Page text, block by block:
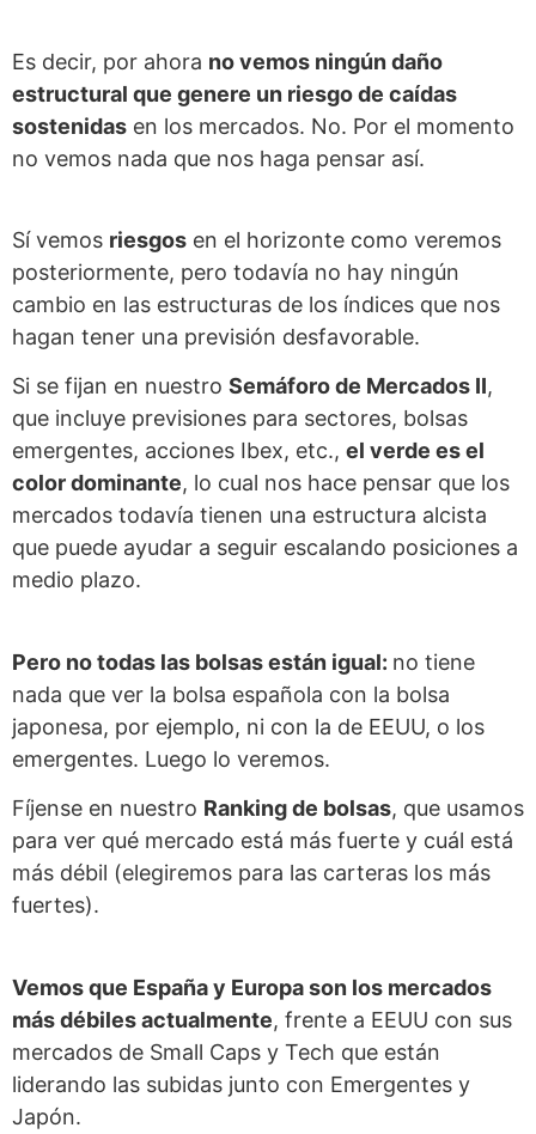
Es decir, por ahora no vemos ningún daño
estructural que genere un riesgo de caídas
sostenidas en los mercados. No. Por el momento
no vemos nada que nos haga pensar así.
Sí vemos riesgos en el horizonte como veremos
posteriormente, pero todavía no hay ningún
cambio en las estructuras de los índices que nos
hagan tener una previsión desfavorable.
Si se fijan en nuestro Semáforo de Mercados II,
que incluye previsiones para sectores, bolsas
emergentes, acciones Ibex, etc., el verde es el
color dominante, lo cual nos hace pensar que los
mercados todavía tienen una estructura alcista
que puede ayudar a seguir escalando posiciones a
medio plazo.
Pero no todas las bolsas están igual: no tiene
nada que ver la bolsa española con la bolsa
japonesa, por ejemplo, ni con la de EEUU, o los
emergentes. Luego lo veremos.
Fíjense en nuestro Ranking de bolsas, que usamos
para ver qué mercado está más fuerte y cuál está
más débil (elegiremos para las carteras los más
fuertes).
Vemos que España y Europa son los mercados
más débiles actualmente, frente a EEUU con sus
mercados de Small Caps y Tech que están
liderando las subidas junto con Emergentes y
Japón.